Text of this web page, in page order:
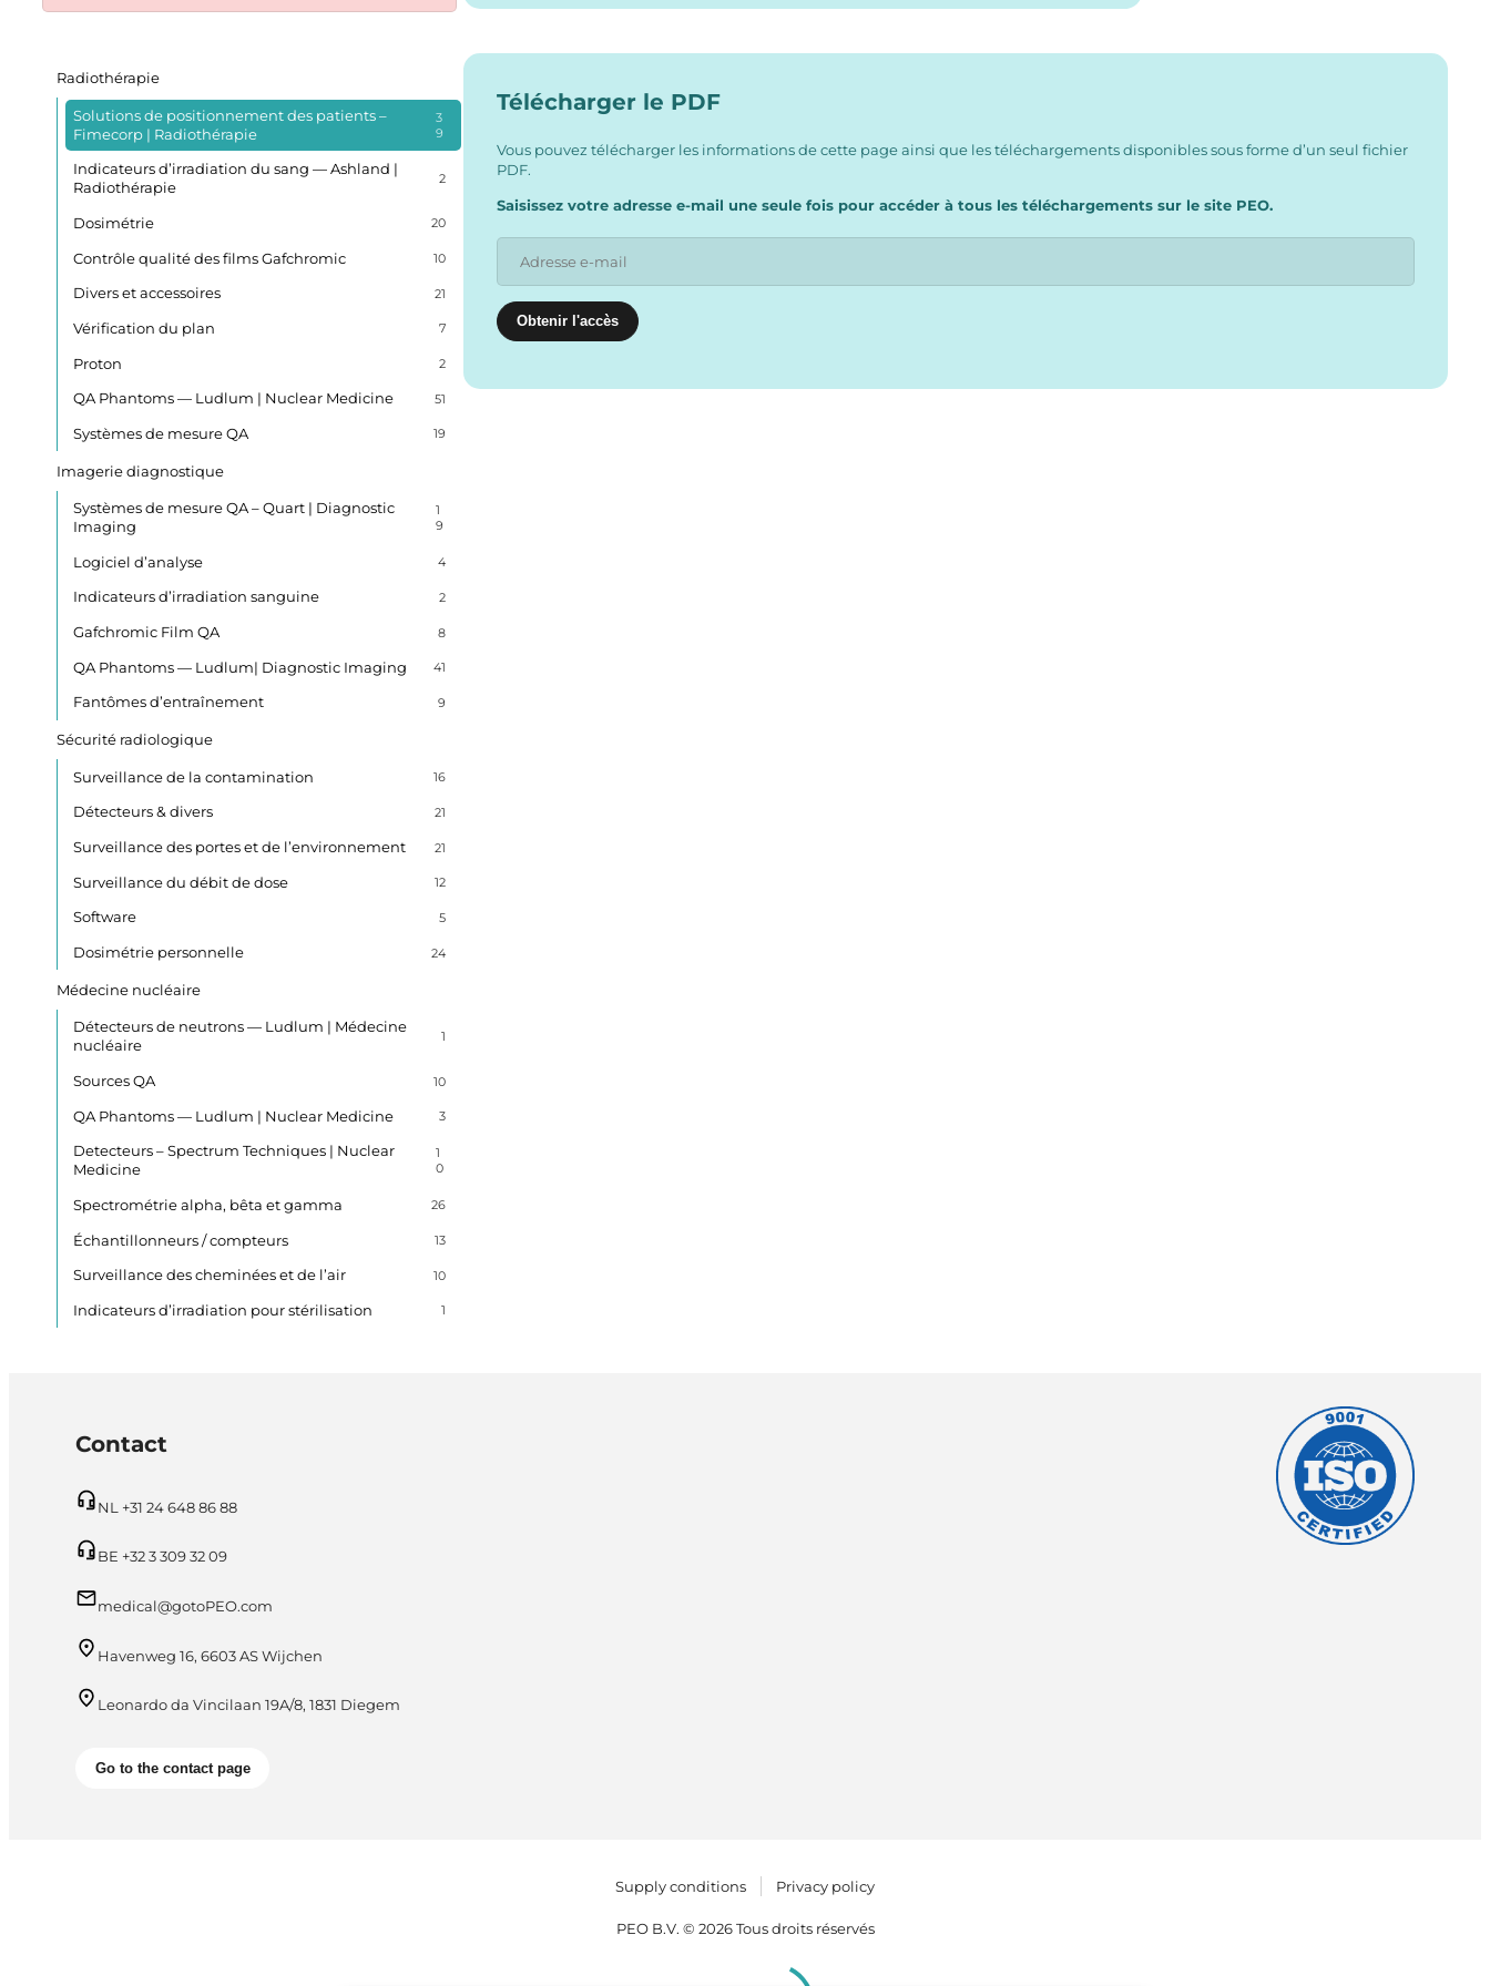
Radiothérapie
Solutions de positionnement des patients –
Fimecorp | Radiothérapie
3
9
Indicateurs d’irradiation du sang — Ashland |
Radiothérapie
2
Dosimétrie 20
Contrôle qualité des films Gafchromic 10
Divers et accessoires 21
Vérification du plan 7
Proton 2
QA Phantoms — Ludlum | Nuclear Medicine 51
Systèmes de mesure QA 19
Imagerie diagnostique
Systèmes de mesure QA – Quart | Diagnostic
Imaging
1
9
Logiciel d’analyse 4
Indicateurs d’irradiation sanguine 2
Gafchromic Film QA 8
QA Phantoms — Ludlum| Diagnostic Imaging 41
Fantômes d’entraînement 9
Sécurité radiologique
Surveillance de la contamination 16
Détecteurs & divers 21
Surveillance des portes et de l’environnement 21
Surveillance du débit de dose 12
Software 5
Dosimétrie personnelle 24
Médecine nucléaire
Détecteurs de neutrons — Ludlum | Médecine
nucléaire
1
Sources QA 10
QA Phantoms — Ludlum | Nuclear Medicine 3
Detecteurs – Spectrum Techniques | Nuclear
Medicine
1
0
Spectrométrie alpha, bêta et gamma 26
Échantillonneurs / compteurs 13
Surveillance des cheminées et de l’air 10
Indicateurs d’irradiation pour stérilisation 1
Télécharger le PDF
Vous pouvez télécharger les informations de cette page ainsi que les téléchargements disponibles sous forme d’un seul fichier
PDF.
Saisissez votre adresse e-mail une seule fois pour accéder à tous les téléchargements sur le site PEO.
Contact
NL +31 24 648 86 88
BE +32 3 309 32 09
medical@gotoPEO.com
Havenweg 16, 6603 AS Wijchen
Leonardo da Vincilaan 19A/8, 1831 Diegem
Go to the contact page
Supply conditions Privacy policy
PEO B.V. © 2026 Tous droits réservés